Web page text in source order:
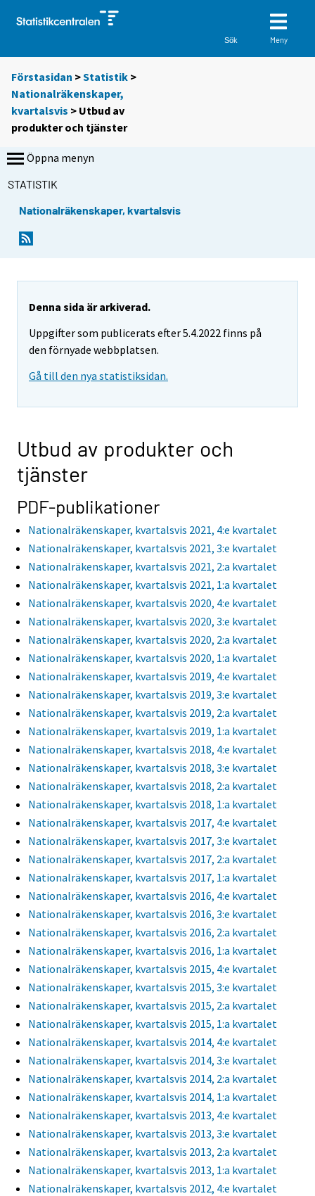
Sök Meny
Förstasidan >Statistik >
Nationalräkenskaper,
kvartalsvis > Utbud av
produkter och tjänster
Öppna menyn
STATISTIK
Nationalräkenskaper, kvartalsvis
Denna sida är arkiverad.
Uppgifter som publicerats efter 5.4.2022 finns på
den förnyade webbplatsen.
Gå till den nya statistiksidan.
Utbud av produkter och
tjänster
PDF-publikationer
Nationalräkenskaper, kvartalsvis 2021, 4:e kvartalet
Nationalräkenskaper, kvartalsvis 2021, 3:e kvartalet
Nationalräkenskaper, kvartalsvis 2021, 2:a kvartalet
Nationalräkenskaper, kvartalsvis 2021, 1:a kvartalet
Nationalräkenskaper, kvartalsvis 2020, 4:e kvartalet
Nationalräkenskaper, kvartalsvis 2020, 3:e kvartalet
Nationalräkenskaper, kvartalsvis 2020, 2:a kvartalet
Nationalräkenskaper, kvartalsvis 2020, 1:a kvartalet
Nationalräkenskaper, kvartalsvis 2019, 4:e kvartalet
Nationalräkenskaper, kvartalsvis 2019, 3:e kvartalet
Nationalräkenskaper, kvartalsvis 2019, 2:a kvartalet
Nationalräkenskaper, kvartalsvis 2019, 1:a kvartalet
Nationalräkenskaper, kvartalsvis 2018, 4:e kvartalet
Nationalräkenskaper, kvartalsvis 2018, 3:e kvartalet
Nationalräkenskaper, kvartalsvis 2018, 2:a kvartalet
Nationalräkenskaper, kvartalsvis 2018, 1:a kvartalet
Nationalräkenskaper, kvartalsvis 2017, 4:e kvartalet
Nationalräkenskaper, kvartalsvis 2017, 3:e kvartalet
Nationalräkenskaper, kvartalsvis 2017, 2:a kvartalet
Nationalräkenskaper, kvartalsvis 2017, 1:a kvartalet
Nationalräkenskaper, kvartalsvis 2016, 4:e kvartalet
Nationalräkenskaper, kvartalsvis 2016, 3:e kvartalet
Nationalräkenskaper, kvartalsvis 2016, 2:a kvartalet
Nationalräkenskaper, kvartalsvis 2016, 1:a kvartalet
Nationalräkenskaper, kvartalsvis 2015, 4:e kvartalet
Nationalräkenskaper, kvartalsvis 2015, 3:e kvartalet
Nationalräkenskaper, kvartalsvis 2015, 2:a kvartalet
Nationalräkenskaper, kvartalsvis 2015, 1:a kvartalet
Nationalräkenskaper, kvartalsvis 2014, 4:e kvartalet
Nationalräkenskaper, kvartalsvis 2014, 3:e kvartalet
Nationalräkenskaper, kvartalsvis 2014, 2:a kvartalet
Nationalräkenskaper, kvartalsvis 2014, 1:a kvartalet
Nationalräkenskaper, kvartalsvis 2013, 4:e kvartalet
Nationalräkenskaper, kvartalsvis 2013, 3:e kvartalet
Nationalräkenskaper, kvartalsvis 2013, 2:a kvartalet
Nationalräkenskaper, kvartalsvis 2013, 1:a kvartalet
Nationalräkenskaper, kvartalsvis 2012, 4:e kvartalet